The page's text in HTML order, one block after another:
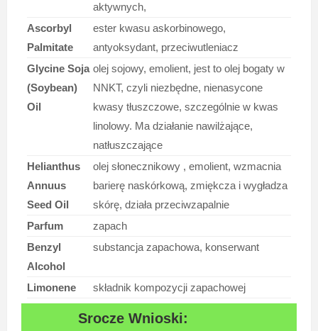
aktywnych,
Ascorbyl
Palmitate
ester kwasu askorbinowego,
antyoksydant, przeciwutleniacz
Glycine Soja
(Soybean)
Oil
olej sojowy, emolient, jest to olej bogaty w
NNKT, czyli niezbędne, nienasycone
kwasy tłuszczowe, szczególnie w kwas
linolowy. Ma działanie nawilżające,
natłuszczające
Helianthus
Annuus
Seed Oil
olej słonecznikowy , emolient, wzmacnia
barierę naskórkową, zmiękcza i wygładza
skórę, działa przeciwzapalnie
Parfum
zapach
Benzyl
Alcohol
substancja zapachowa, konserwant
Limonene składnik kompozycji zapachowej